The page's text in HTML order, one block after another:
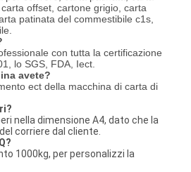
offset, cartone grigio, carta
patinata del commestibile c1s,
con tutta la certificazione
lo SGS, FDA, Iect.
avete?
ect della macchina di carta di
nella dimensione A4, dato che la
corriere dal cliente.
1000kg, per personalizzi la